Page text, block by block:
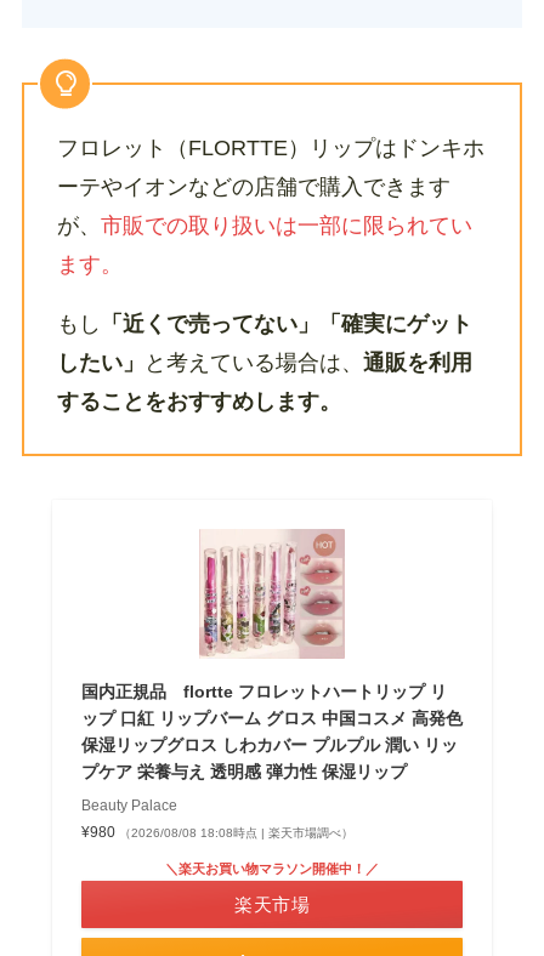
フロレット（FLORTTE）リップはドンキホ
ーテやイオンなどの店舗で購入できます
が、 市販での取り扱いは一部に限られてい
ます。
もし
「近くで売ってない」「確実にゲット
したい」
と考えている場合は、 通販を利用
することをおすすめします。
国内正規品 flortte フロレットハートリップ リ
ップ 口紅 リップバーム グロス 中国コスメ 高発色
保湿リップグロス しわカバー プルプル 潤い リッ
プケア 栄養与え 透明感 弾力性 保湿リップ
Beauty Palace
¥980
（2026/08/08 18:08時点 | 楽天市場調べ）
＼楽天お買い物マラソン開催中！／
楽天市場